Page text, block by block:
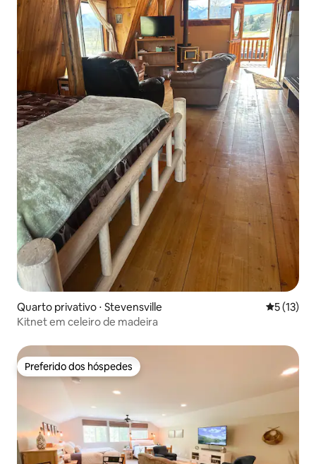
Quarto privativo ⋅ Stevensville 5 de uma
5 (13)
Kitnet em celeiro de madeira
Preferido dos hóspedes
Preferido dos hóspedes